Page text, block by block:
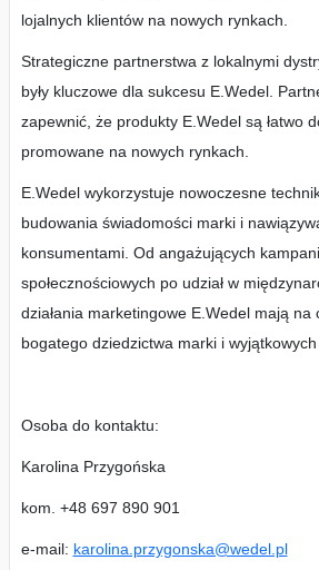
lojalnych klientów na nowych rynkach.
Strategiczne partnerstwa z lokalnymi
były kluczowe dla sukcesu E.Wedel.
zapewnić, że produkty E.Wedel są łatwo
promowane na nowych rynkach.
E.Wedel wykorzystuje nowoczesne
budowania świadomości marki i
konsumentami. Od angażujących
społecznościowych po udział w
działania marketingowe E.Wedel mają
bogatego dziedzictwa marki i wyjątkowych
Osoba do kontaktu:
Karolina Przygońska
kom. +48 697 890 901
e-mail: karolina.przygonska@wedel.pl